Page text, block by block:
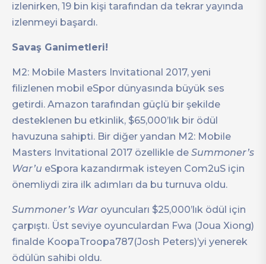
izlenirken, 19 bin kişi tarafından da tekrar yayında
izlenmeyi başardı.
Savaş Ganimetleri!
M2: Mobile Masters Invitational 2017, yeni
filizlenen mobil eSpor dünyasında büyük ses
getirdi. Amazon tarafından güçlü bir şekilde
desteklenen bu etkinlik, $65,000’lık bir ödül
havuzuna sahipti. Bir diğer yandan M2: Mobile
Masters Invitational 2017 özellikle de Summoner’s
War’u eSpora kazandırmak isteyen Com2uS için
önemliydi zira ilk adımları da bu turnuva oldu.
Summoner’s War oyuncuları $25,000’lık ödül için
çarpıştı. Üst seviye oyunculardan Fwa (Joua Xiong)
finalde KoopaTroopa787(Josh Peters)’yi yenerek
ödülün sahibi oldu.